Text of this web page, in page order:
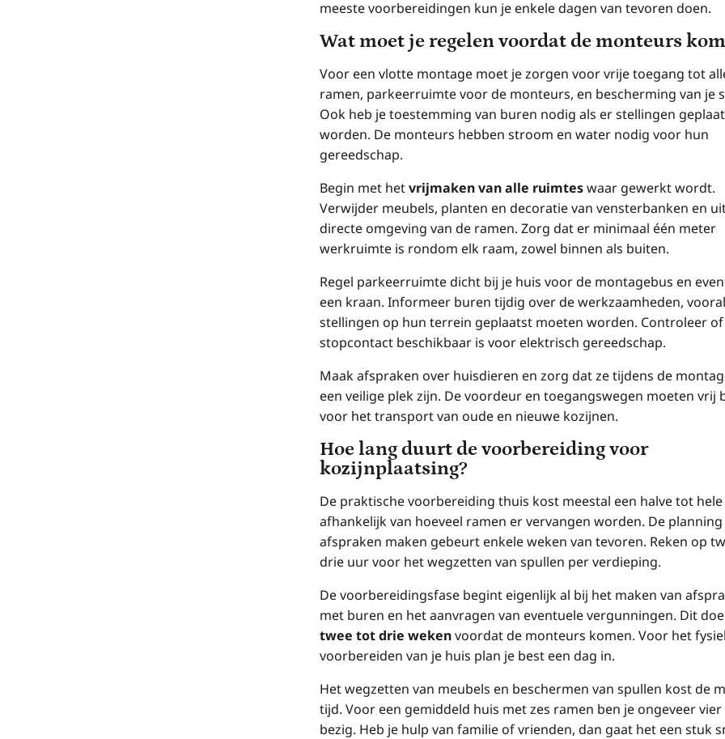
meeste voorbereidingen kun je enkele dagen van tevoren doen.
Wat moet je regelen voordat de monteurs
Voor een vlotte montage moet je zorgen voor vrije toegang tot
ramen, parkeerruimte voor de monteurs, en bescherming van je
Ook heb je toestemming van buren nodig als er stellingen
worden. De monteurs hebben stroom en water nodig voor hun
gereedschap.
Begin met hetvrijmaken van alle ruimteswaar gewerkt wordt.
Verwijder meubels, planten en decoratie van vensterbanken en
directe omgeving van de ramen. Zorg dat er minimaal één meter
werkruimte is rondom elk raam, zowel binnen als buiten.
Regel parkeerruimte dicht bij je huis voor de montagebus en
een kraan. Informeer buren tijdig over de werkzaamheden,
stellingen op hun terrein geplaatst moeten worden. Controleer of
stopcontact beschikbaar is voor elektrisch gereedschap.
Maak afspraken over huisdieren en zorg dat ze tijdens de
een veilige plek zijn. De voordeur en toegangswegen moeten vrij
voor het transport van oude en nieuwe kozijnen.
Hoe lang duurt de voorbereiding voor
kozijnplaatsing?
De praktische voorbereiding thuis kost meestal een halve tot hele
afhankelijk van hoeveel ramen er vervangen worden. De planning
afspraken maken gebeurt enkele weken van tevoren. Reken op
drie uur voor het wegzetten van spullen per verdieping.
De voorbereidingsfase begint eigenlijk al bij het maken van
met buren en het aanvragen van eventuele vergunningen. Dit
twee tot drie wekenvoordat de monteurs komen. Voor het
voorbereiden van je huis plan je best een dag in.
Het wegzetten van meubels en beschermen van spullen kost de
tijd. Voor een gemiddeld huis met zes ramen ben je ongeveer
bezig. Heb je hulp van familie of vrienden, dan gaat het een stuk